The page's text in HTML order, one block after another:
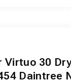
Virtuo 30
Daintree